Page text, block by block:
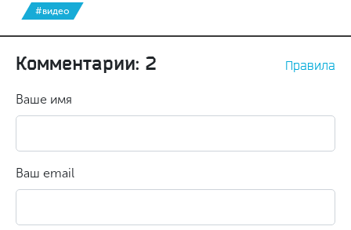
#видео
Комментарии: 2 Правила
Ваше имя
Ваш email